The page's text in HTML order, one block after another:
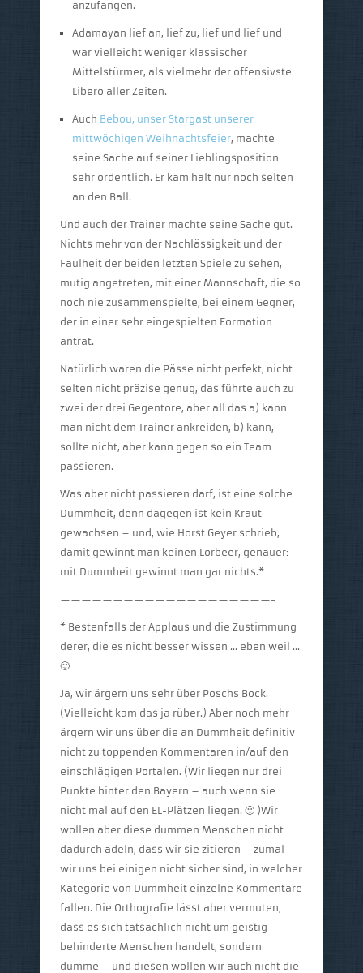
anzufangen.
Adamayan lief an, lief zu, lief und lief und
war vielleicht weniger klassischer
Mittelstürmer, als vielmehr der offensivste
Libero aller Zeiten.
Auch Bebou, unser Stargast unserer
mittwöchigen Weihnachtsfeier, machte
seine Sache auf seiner Lieblingsposition
sehr ordentlich. Er kam halt nur noch selten
an den Ball.
Und auch der Trainer machte seine Sache gut.
Nichts mehr von der Nachlässigkeit und der
Faulheit der beiden letzten Spiele zu sehen,
mutig angetreten, mit einer Mannschaft, die so
noch nie zusammenspielte, bei einem Gegner,
der in einer sehr eingespielten Formation
antrat.
Natürlich waren die Pässe nicht perfekt, nicht
selten nicht präzise genug, das führte auch zu
zwei der drei Gegentore, aber all das a) kann
man nicht dem Trainer ankreiden, b) kann,
sollte nicht, aber kann gegen so ein Team
passieren.
Was aber nicht passieren darf, ist eine solche
Dummheit, denn dagegen ist kein Kraut
gewachsen – und, wie Horst Geyer schrieb,
damit gewinnt man keinen Lorbeer, genauer:
mit Dummheit gewinnt man gar nichts.*
————————————————————-
* Bestenfalls der Applaus und die Zustimmung
derer, die es nicht besser wissen … eben weil …
🙂
Ja, wir ärgern uns sehr über Poschs Bock.
(Vielleicht kam das ja rüber.) Aber noch mehr
ärgern wir uns über die an Dummheit definitiv
nicht zu toppenden Kommentaren in/auf den
einschlägigen Portalen. (Wir liegen nur drei
Punkte hinter den Bayern – auch wenn sie
nicht mal auf den EL-Plätzen liegen. 🙂 )Wir
wollen aber diese dummen Menschen nicht
dadurch adeln, dass wir sie zitieren – zumal
wir uns bei einigen nicht sicher sind, in welcher
Kategorie von Dummheit einzelne Kommentare
fallen. Die Orthografie lässt aber vermuten,
dass es sich tatsächlich nicht um geistig
behinderte Menschen handelt, sondern
dumme – und diesen wollen wir auch nicht die